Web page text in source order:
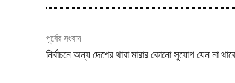
পূর্বের সংবাদ
নির্বাচনে অন্য দেশের থাবা মারার কোনো সুযোগ যেন না